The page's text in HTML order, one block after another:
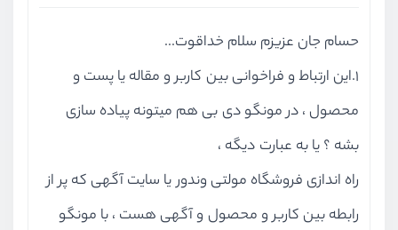
حسام جان عزیزم سلام خداقوت...
۱.این ارتباط و فراخوانی بین کاربر و مقاله یا پست و
محصول ، در مونگو دی بی هم میتونه پیاده سازی
بشه ؟ یا به عبارت دیگه ،
راه اندازی فروشگاه مولتی وندور یا سایت آگهی که پر از
رابطه بین کاربر و محصول و آگهی هست ، با مونگو